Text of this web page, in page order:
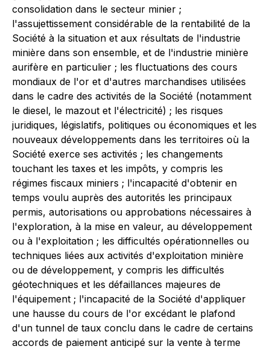
consolidation dans le secteur minier ;
l'assujettissement considérable de la rentabilité de la
Société à la situation et aux résultats de l'industrie
minière dans son ensemble, et de l'industrie minière
aurifère en particulier ; les fluctuations des cours
mondiaux de l'or et d'autres marchandises utilisées
dans le cadre des activités de la Société (notamment
le diesel, le mazout et l'électricité) ; les risques
juridiques, législatifs, politiques ou économiques et les
nouveaux développements dans les territoires où la
Société exerce ses activités ; les changements
touchant les taxes et les impôts, y compris les
régimes fiscaux miniers ; l'incapacité d'obtenir en
temps voulu auprès des autorités les principaux
permis, autorisations ou approbations nécessaires à
l'exploration, à la mise en valeur, au développement
ou à l'exploitation ; les difficultés opérationnelles ou
techniques liées aux activités d'exploitation minière
ou de développement, y compris les difficultés
géotechniques et les défaillances majeures de
l'équipement ; l'incapacité de la Société d'appliquer
une hausse du cours de l'or excédant le plafond
d'un tunnel de taux conclu dans le cadre de certains
accords de paiement anticipé sur la vente à terme